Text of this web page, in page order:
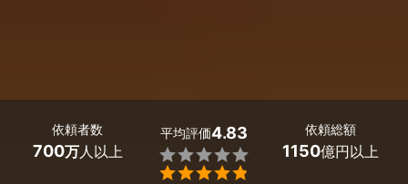
依頼者数
700万人以上
平均評価4.83


依頼総額
1150億円以上